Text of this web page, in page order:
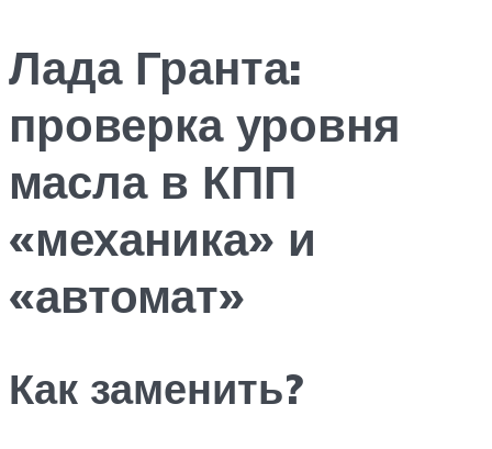
Лада Гранта:
проверка уровня
масла в КПП
«механика» и
«автомат»
Как заменить?